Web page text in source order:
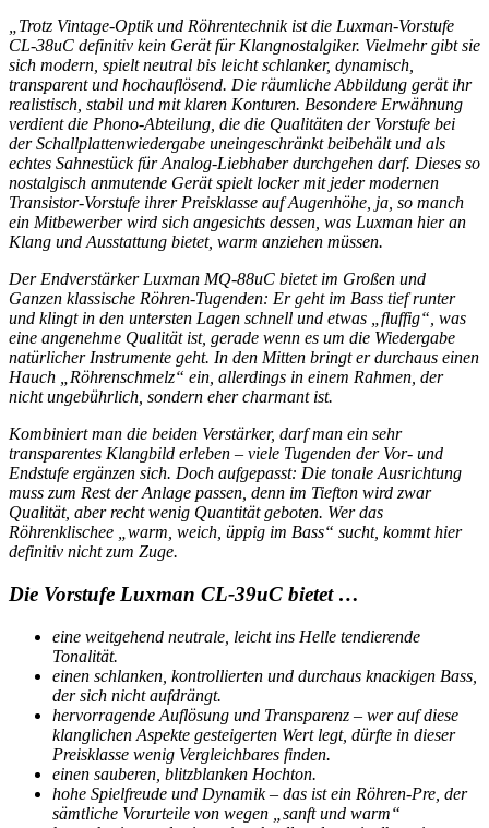
„Trotz Vintage-Optik und Röhrentechnik ist die Luxman-Vorstufe
CL-38uC definitiv kein Gerät für Klangnostalgiker. Vielmehr gibt sie
sich modern, spielt neutral bis leicht schlanker, dynamisch,
transparent und hochauflösend. Die räumliche Abbildung gerät ihr
realistisch, stabil und mit klaren Konturen. Besondere Erwähnung
verdient die Phono-Abteilung, die die Qualitäten der Vorstufe bei
der Schallplattenwiedergabe uneingeschränkt beibehält und als
echtes Sahnestück für Analog-Liebhaber durchgehen darf. Dieses so
nostalgisch anmutende Gerät spielt locker mit jeder modernen
Transistor-Vorstufe ihrer Preisklasse auf Augenhöhe, ja, so manch
ein Mitbewerber wird sich angesichts dessen, was Luxman hier an
Klang und Ausstattung bietet, warm anziehen müssen.
Der Endverstärker Luxman MQ-88uC bietet im Großen und
Ganzen klassische Röhren-Tugenden: Er geht im Bass tief runter
und klingt in den untersten Lagen schnell und etwas „fluffig“, was
eine angenehme Qualität ist, gerade wenn es um die Wiedergabe
natürlicher Instrumente geht. In den Mitten bringt er durchaus einen
Hauch „Röhrenschmelz“ ein, allerdings in einem Rahmen, der
nicht ungebührlich, sondern eher charmant ist.
Kombiniert man die beiden Verstärker, darf man ein sehr
transparentes Klangbild erleben – viele Tugenden der Vor- und
Endstufe ergänzen sich. Doch aufgepasst: Die tonale Ausrichtung
muss zum Rest der Anlage passen, denn im Tiefton wird zwar
Qualität, aber recht wenig Quantität geboten. Wer das
Röhrenklischee „warm, weich, üppig im Bass“ sucht, kommt hier
definitiv nicht zum Zuge.
Die Vorstufe Luxman CL-39uC bietet …
eine weitgehend neutrale, leicht ins Helle tendierende
Tonalität.
einen schlanken, kontrollierten und durchaus knackigen Bass,
der sich nicht aufdrängt.
hervorragende Auflösung und Transparenz – wer auf diese
klanglichen Aspekte gesteigerten Wert legt, dürfte in dieser
Preisklasse wenig Vergleichbares finden.
einen sauberen, blitzblanken Hochton.
hohe Spielfreude und Dynamik – das ist ein Röhren-Pre, der
sämtliche Vorurteile von wegen „sanft und warm“